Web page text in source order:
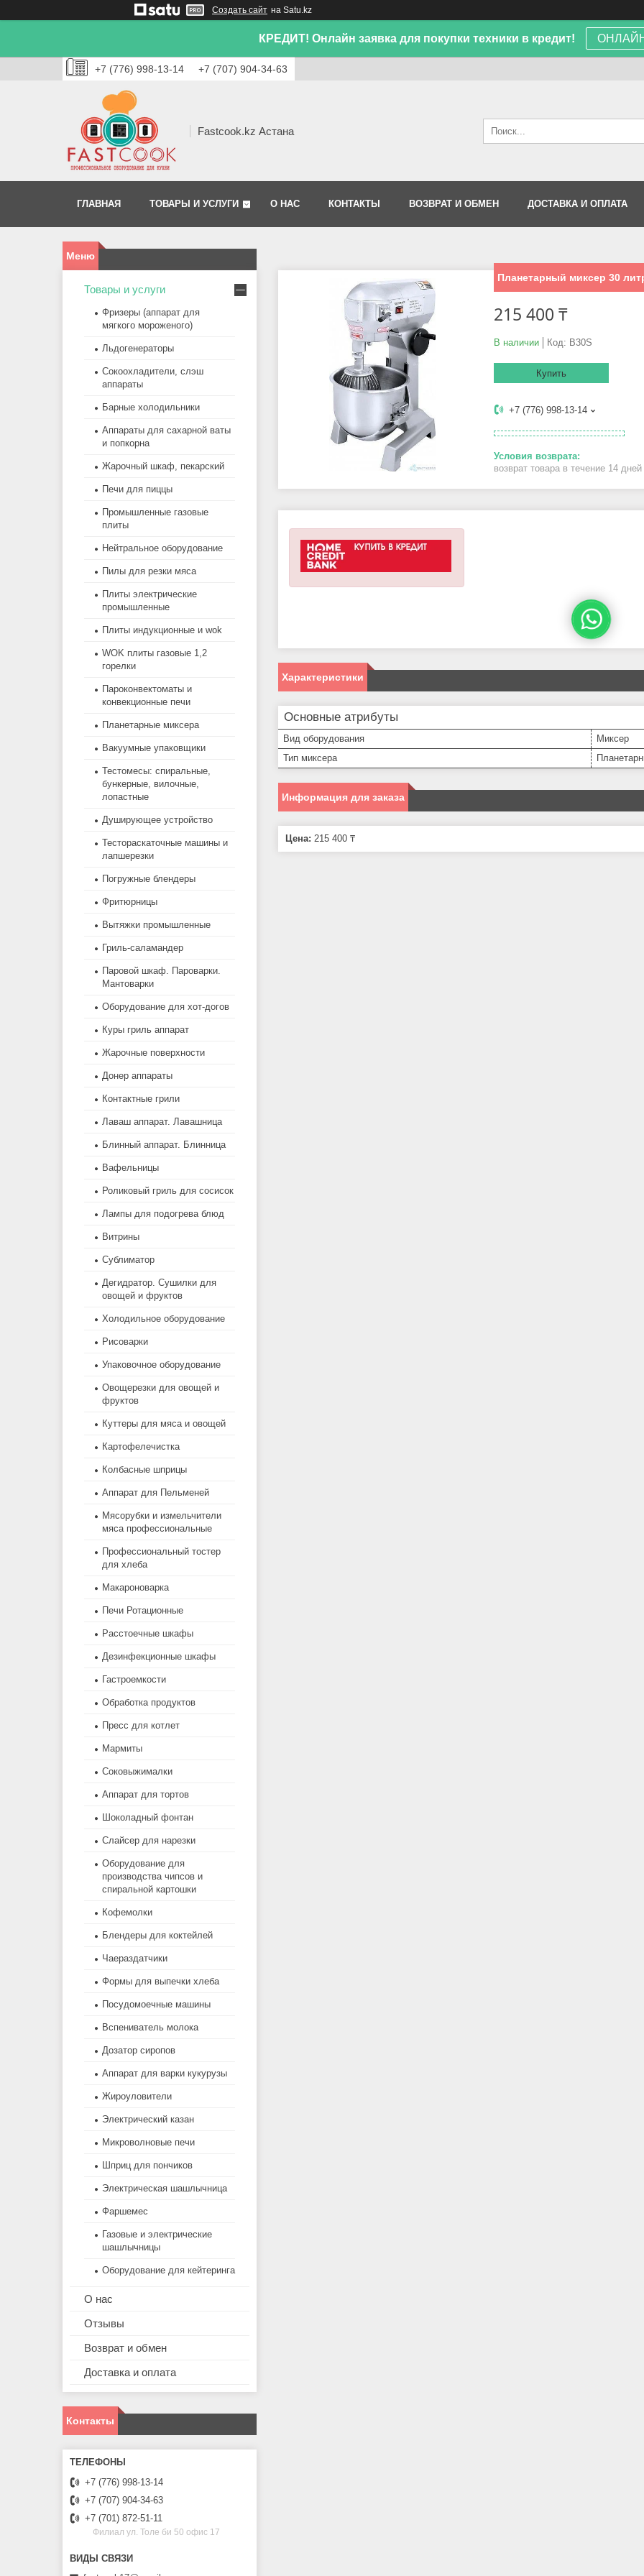
Создать сайт на Satu.kz
КРЕДИТ! Онлайн заявка для покупки техники в кредит!
+7 (776) 998-13-14 +7 (707) 904-34-63
Fastcook.kz Астана
ГЛАВНАЯ ТОВАРЫ И УСЛУГИ О НАС КОНТАКТЫ ВОЗВРАТ И ОБМЕН ДОСТАВКА И ОПЛАТА
Планетарный миксер 30
215 400 ₸
В наличии Код: B30S
Купить
+7 (776) 998-13-14
возврат товара в течение 14 дней
Характеристики
Основные атрибуты
Вид оборудования
Миксер
Тип миксера
Информация для заказа
Цена: 215 400 ₸
Товары и услуги
Фризеры (аппарат для
мягкого мороженого)
Льдогенераторы
Сокоохладители, слэш
аппараты
Барные холодильники
Аппараты для сахарной ваты
и попкорна
Жарочный шкаф, пекарский
Печи для пиццы
Промышленные газовые
плиты
Нейтральное оборудование
Пилы для резки мяса
Плиты электрические
промышленные
Плиты индукционные и wok
WOK плиты газовые 1,2
горелки
Пароконвектоматы и
конвекционные печи
Планетарные миксера
Вакуумные упаковщики
Тестомесы: спиральные,
бункерные, вилочные,
лопастные
Душирующее устройство
Тестораскаточные машины и
лапшерезки
Погружные блендеры
Фритюрницы
Вытяжки промышленные
Гриль-саламандер
Паровой шкаф. Пароварки.
Мантоварки
Оборудование для хот-догов
Куры гриль аппарат
Жарочные поверхности
Донер аппараты
Контактные грили
Лаваш аппарат. Лавашница
Блинный аппарат. Блинница
Вафельницы
Роликовый гриль для сосисок
Лампы для подогрева блюд
Витрины
Сублиматор
Дегидратор. Сушилки для
овощей и фруктов
Холодильное оборудование
Рисоварки
Упаковочное оборудование
Овощерезки для овощей и
фруктов
Куттеры для мяса и овощей
Картофелечистка
Колбасные шприцы
Аппарат для Пельменей
Мясорубки и измельчители
мяса профессиональные
Профессиональный тостер
для хлеба
Макароноварка
Печи Ротационные
Расстоечные шкафы
Дезинфекционные шкафы
Гастроемкости
Обработка продуктов
Пресс для котлет
Мармиты
Соковыжималки
Аппарат для тортов
Шоколадный фонтан
Слайсер для нарезки
Оборудование для
производства чипсов и
спиральной картошки
Кофемолки
Блендеры для коктейлей
Чаераздатчики
Формы для выпечки хлеба
Посудомоечные машины
Вспениватель молока
Дозатор сиропов
Аппарат для варки кукурузы
Жироуловители
Электрический казан
Микроволновые печи
Шприц для пончиков
Электрическая шашлычница
Фаршемес
Газовые и электрические
шашлычницы
Оборудование для кейтеринга
О нас
Отзывы
Возврат и обмен
Доставка и оплата
Контакты
+7 (776) 998-13-14
+7 (707) 904-34-63
+7 (701) 872-51-11
Филиал ул. Толе би 50 офис 17